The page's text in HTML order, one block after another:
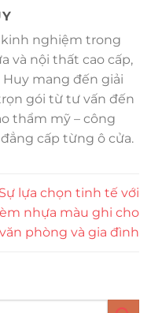
kinh nghiệm trong
và nội thất cao cấp,
Huy mang đến giải
gói từ tư vấn đến
thẩm mỹ – công
cấp từng ô cửa.
Sự lựa chọn tinh tế với
nhựa màu ghi cho
văn phòng và gia đình